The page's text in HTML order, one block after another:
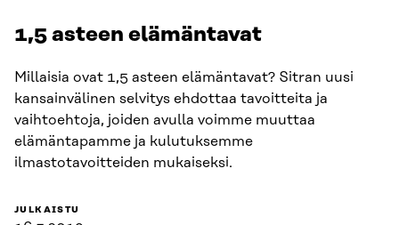
1,5 asteen elämäntavat
Millaisia ovat 1,5 asteen elämäntavat? Sitran uusi
kansainvälinen selvitys ehdottaa tavoitteita ja
vaihtoehtoja, joiden avulla voimme muuttaa
elämäntapamme ja kulutuksemme
ilmastotavoitteiden mukaiseksi.
JULKAISTU